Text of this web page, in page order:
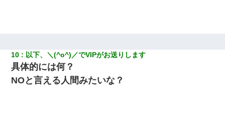
ろ」→ 俺「完全に恐喝になってますね」「お前、これが詐欺だっ
て知ってる？」
体中に赤い蕁麻疹みたいなのができて、皮膚科にいったら「ジベ
10 以下、＼(^o^)／でVIPがお送りします
具体的には何？
NOと言える人間みたいな？